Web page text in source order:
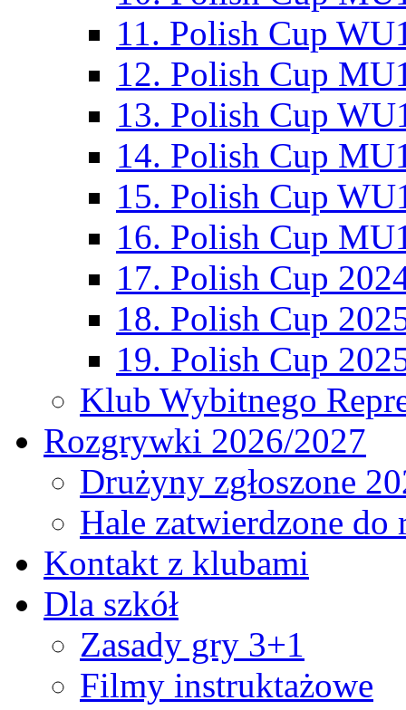
11. Polish Cup
12. Polish Cup
13. Polish Cup
14. Polish Cup
15. Polish Cup
16. Polish Cup
17. Polish Cup
18. Polish Cup
19. Polish Cup
Klub Wybitnego
Rozgrywki 2026/2027
Drużyny zgłoszone
Hale zatwierdzone
Kontakt z klubami
Dla szkół
Zasady gry 3+1
Filmy instruktażowe